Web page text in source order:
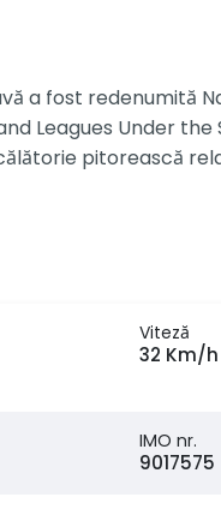
a fost redenumită
Leagues Under the
pitorească
Viteză
32 Km/h
IMO nr.
9017575